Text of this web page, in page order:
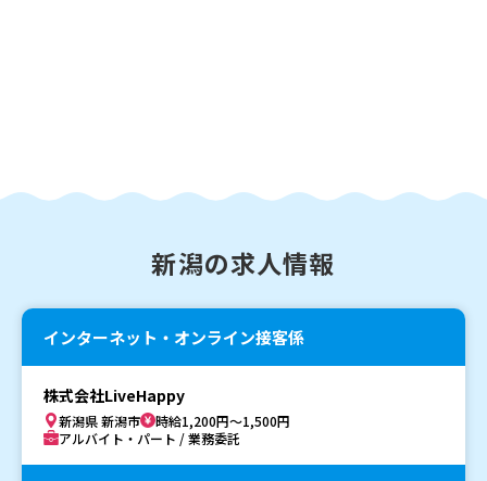
新潟の求人情報
インターネット・オンライン接客係
株式会社LiveHappy
新潟県 新潟市
時給1,200円～1,500円
アルバイト・パート / 業務委託